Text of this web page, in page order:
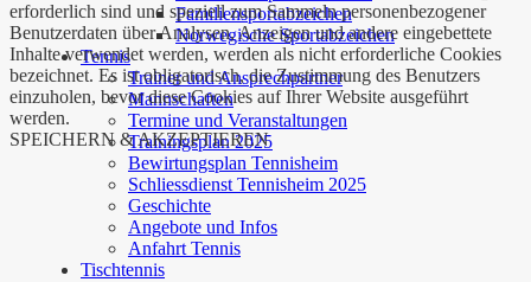
Familiensportabzeichen
Norwegische Sportabzeichen
Tennis
Trainer und Ansprechpartner
Mannschaften
Termine und Veranstaltungen
Trainingsplan 2025
Bewirtungsplan Tennisheim
Schliessdienst Tennisheim 2025
Geschichte
Angebote und Infos
Anfahrt Tennis
Tischtennis
erforderlich sind und speziell zum Sammeln personenbezogener
Benutzerdaten über Analysen, Anzeigen und andere eingebettete
Inhalte verwendet werden, werden als nicht erforderliche Cookies
bezeichnet. Es ist obligatorisch, die Zustimmung des Benutzers
einzuholen, bevor diese Cookies auf Ihrer Website ausgeführt
werden.
SPEICHERN & AKZEPTIEREN